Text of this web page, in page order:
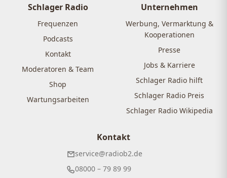
Schlager Radio
Frequenzen
Podcasts
Kontakt
Moderatoren & Team
Shop
Wartungsarbeiten
Unternehmen
Werbung, Vermarktung &
Kooperationen
Presse
Jobs & Karriere
Schlager Radio hilft
Schlager Radio Preis
Schlager Radio Wikipedia
Kontakt
service@radiob2.de
08000 – 79 89 99